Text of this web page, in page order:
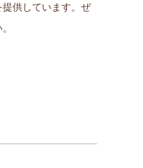
供しています。ぜ